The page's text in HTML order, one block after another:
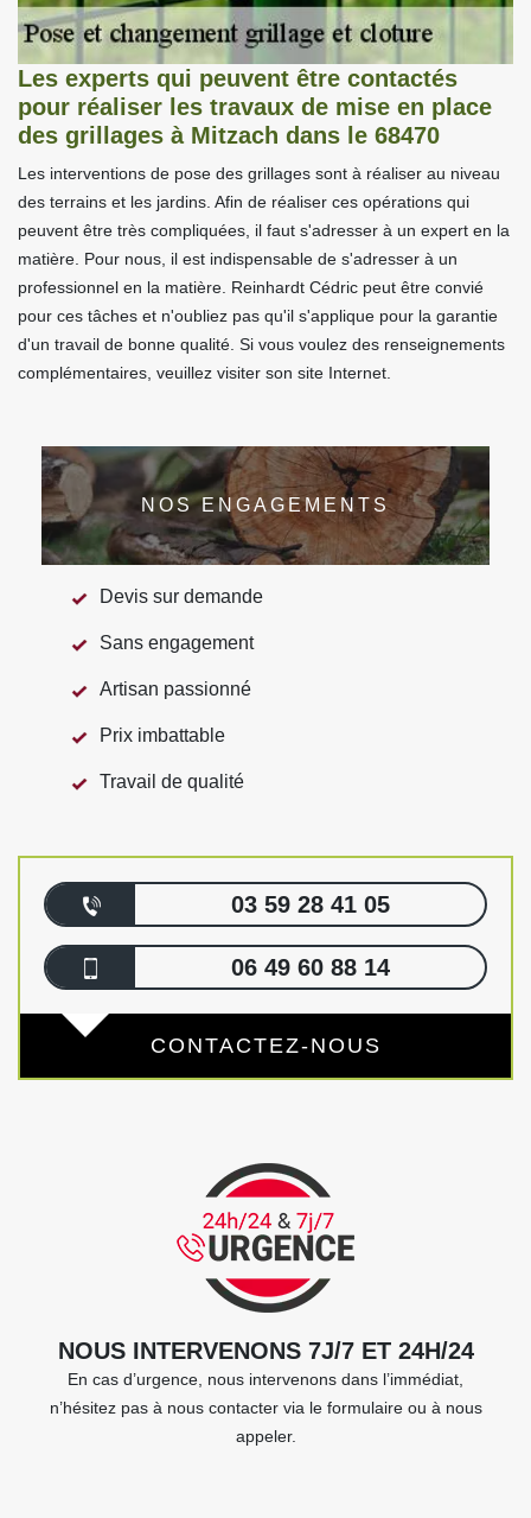
Les experts qui peuvent être contactés
pour réaliser les travaux de mise en place
des grillages à Mitzach dans le 68470
Les interventions de pose des grillages sont à réaliser au niveau
des terrains et les jardins. Afin de réaliser ces opérations qui
peuvent être très compliquées, il faut s'adresser à un expert en la
matière. Pour nous, il est indispensable de s'adresser à un
professionnel en la matière. Reinhardt Cédric peut être convié
pour ces tâches et n'oubliez pas qu'il s'applique pour la garantie
d'un travail de bonne qualité. Si vous voulez des renseignements
complémentaires, veuillez visiter son site Internet.
NOS ENGAGEMENTS
Devis sur demande
Sans engagement
Artisan passionné
Prix imbattable
Travail de qualité
03 59 28 41 05
06 49 60 88 14
CONTACTEZ-NOUS
NOUS INTERVENONS 7J/7 ET 24H/24
En cas d’urgence, nous intervenons dans l’immédiat,
n’hésitez pas à nous contacter via le formulaire ou à nous
appeler.